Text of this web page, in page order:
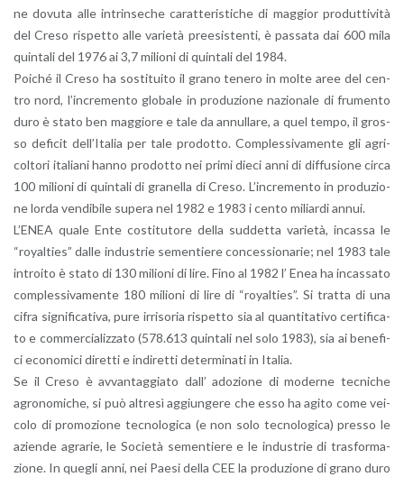
ne do­vu­ta alle in­trin­se­che ca­rat­te­ri­sti­che di mag­gior pro­dut­ti­vi­tà
del Creso ri­spet­to alle va­rie­tà pre­e­si­sten­ti, è pas­sa­ta dai 600 mila
quin­ta­li del 1976 ai 3,7 mi­lio­ni di quin­ta­li del 1984.
Poi­ché il Creso ha so­sti­tui­to il grano te­ne­ro in molte aree del cen­
tro nord, l’in­cre­men­to glo­ba­le in pro­du­zio­ne na­zio­na­le di fru­men­to
duro è stato ben mag­gio­re e tale da an­nul­la­re, a quel tempo, il gros­
so de­fi­cit del­l’I­ta­lia per tale pro­dot­to. Com­ples­si­va­men­te gli agri­
col­to­ri ita­lia­ni hanno pro­dot­to nei primi dieci anni di dif­fu­sio­ne circa
100 mi­lio­ni di quin­ta­li di gra­nel­la di Creso. L’in­cre­men­to in pro­du­zio­
ne lorda ven­di­bi­le su­pe­ra nel 1982 e 1983 i cento mi­liar­di annui.
L’E­NEA quale Ente co­sti­tu­to­re della sud­det­ta va­rie­tà, in­cas­sa le
“royal­ties” dalle in­du­strie se­men­tie­re con­ces­sio­na­rie; nel 1983 tale
in­troi­to è stato di 130 mi­lio­ni di lire. Fino al 1982 l’ Enea ha in­cas­sa­to
com­ples­si­va­men­te 180 mi­lio­ni di lire di “royal­ties”. Si trat­ta di una
cifra si­gni­fi­ca­ti­va, pure ir­ri­so­ria ri­spet­to sia al quan­ti­ta­ti­vo cer­ti­fi­ca­
to e com­mer­cia­liz­za­to (578.613 quin­ta­li nel solo 1983), sia ai be­ne­fi­
ci eco­no­mi­ci di­ret­ti e in­di­ret­ti de­ter­mi­na­ti in Ita­lia.
Se il Creso è av­van­tag­gia­to dall’ ado­zio­ne di mo­der­ne tec­ni­che
agro­no­mi­che, si può al­tre­sì ag­giun­ge­re che esso ha agito come vei­
co­lo di pro­mo­zio­ne tec­no­lo­gi­ca (e non solo tec­no­lo­gi­ca) pres­so le
azien­de agra­rie, le So­cie­tà se­men­tie­re e le in­du­strie di tra­sfor­ma­
zio­ne. In que­gli anni, nei Paesi della CEE la pro­du­zio­ne di grano duro